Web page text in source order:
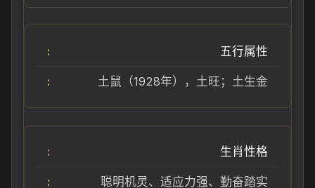
五行属性
土鼠（1928年），土旺；土生金
生肖性格
聪明机灵、适应力强、勤奋踏实